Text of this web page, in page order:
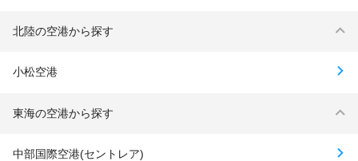
北陸の空港から探す
小松空港
東海の空港から探す
中部国際空港(セントレア)